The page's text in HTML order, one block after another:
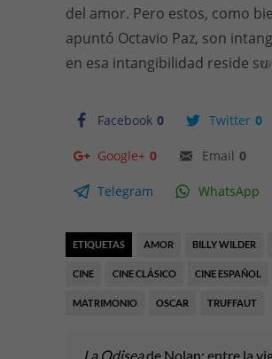
del amor. Pero estos, como
apuntó Octavio Paz, son
en esa intangibilidad reside su
Facebook 0 Twitter 0
Google+ 0 Email 0
Telegram WhatsApp
ETIQUETAS AMOR BILLY WILDER
CINE CINE CLÁSICO CINE ESPAÑOL
MATRIMONIO OSCAR TRUFFAUT
La Odiseade Nolan: entre la